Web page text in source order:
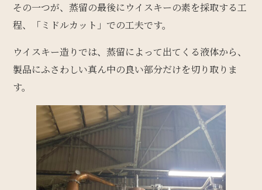
その一つが、蒸留の最後にウイスキーの素を採取する工
程、「ミドルカット」での工夫です。
ウイスキー造りでは、蒸留によって出てくる液体から、
製品にふさわしい真ん中の良い部分だけを切り取りま
す。